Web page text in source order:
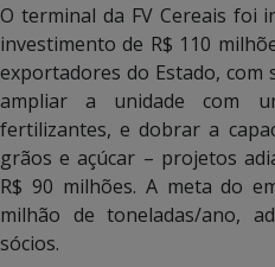
O terminal da FV Cereais foi
investimento de R$ 110
exportadores do Estado, com
ampliar a unidade com
fertilizantes, e dobrar a
grãos e açúcar – projetos
R$ 90 milhões. A meta do
milhão de toneladas/ano,
sócios.